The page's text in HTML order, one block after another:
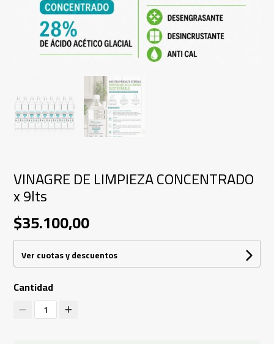
VINAGRE DE LIMPIEZA CONCENTRADO
x 9lts
$35.100,00
Ver cuotas y descuentos
Cantidad
1